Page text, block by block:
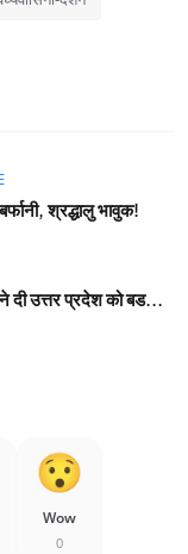
श्रद्धालु भावुक!
ने दी उत्तर प्रदेश को बड...
Wow
0